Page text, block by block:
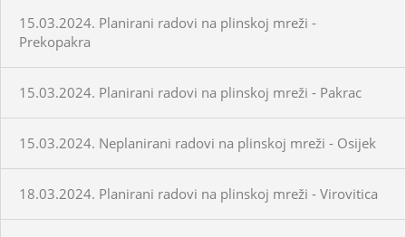
15.03.2024. Planirani radovi na plinskoj mreži -
Prekopakra
15.03.2024. Planirani radovi na plinskoj mreži - Pakrac
15.03.2024. Neplanirani radovi na plinskoj mreži - Osijek
18.03.2024. Planirani radovi na plinskoj mreži - Virovitica